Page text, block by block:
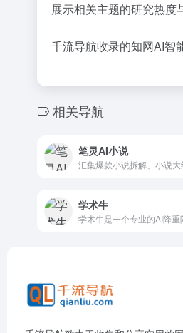
展示相关主题的研究热度
千流导航收录的知网AI智
相关导航
笔灵AI小说
学术牛